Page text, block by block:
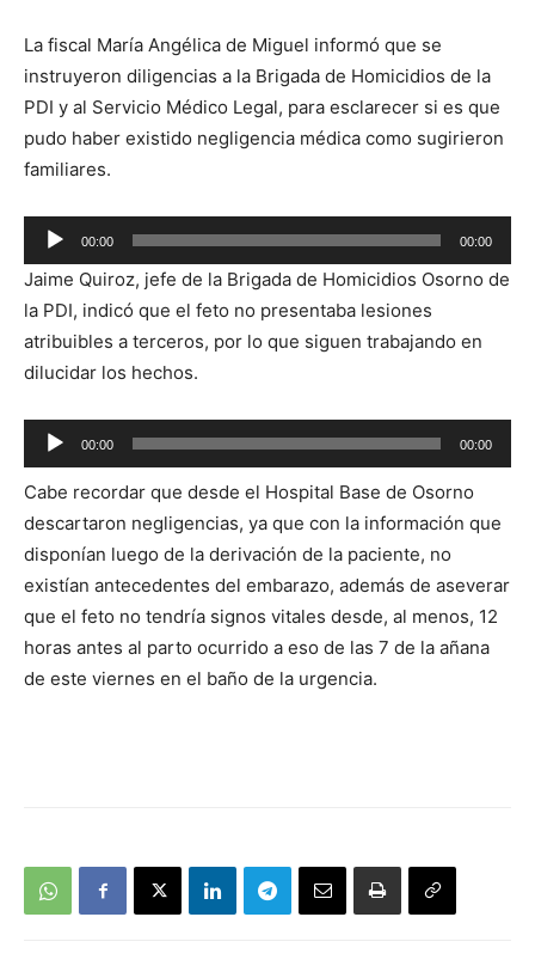
La fiscal María Angélica de Miguel informó que se
instruyeron diligencias a la Brigada de Homicidios de la
PDI y al Servicio Médico Legal, para esclarecer si es que
pudo haber existido negligencia médica como sugirieron
familiares.
Reproductor
de
audio
00:00 00:00
Jaime Quiroz, jefe de la Brigada de Homicidios Osorno de
la PDI, indicó que el feto no presentaba lesiones
atribuibles a terceros, por lo que siguen trabajando en
dilucidar los hechos.
Reproductor
de
audio
00:00 00:00
Cabe recordar que desde el Hospital Base de Osorno
descartaron negligencias, ya que con la información que
disponían luego de la derivación de la paciente, no
existían antecedentes del embarazo, además de aseverar
que el feto no tendría signos vitales desde, al menos, 12
horas antes al parto ocurrido a eso de las 7 de la añana
de este viernes en el baño de la urgencia.